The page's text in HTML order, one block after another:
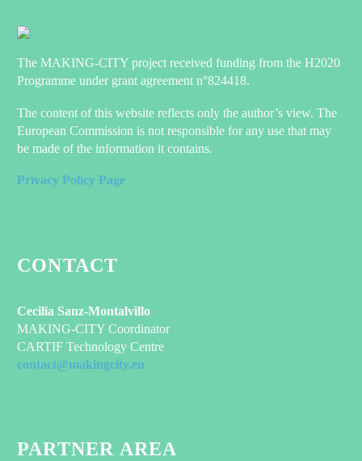
The MAKING-CITY project received funding from the H2020
Programme under grant agreement n°824418.
The content of this website reflects only the author’s view. The
European Commission is not responsible for any use that may
be made of the information it contains.
Privacy Policy Page
CONTACT
Cecilia Sanz-Montalvillo
MAKING-CITY Coordinator
CARTIF Technology Centre
contact@makingcity.eu
PARTNER AREA